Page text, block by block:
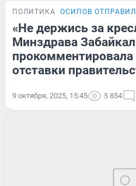
ПОЛИТИКА ОСИПОВ ОТПРАВИЛ
«Не держись за
Минздрава
прокомментировала
отставки
9 октября, 2025, 15:45 5 854